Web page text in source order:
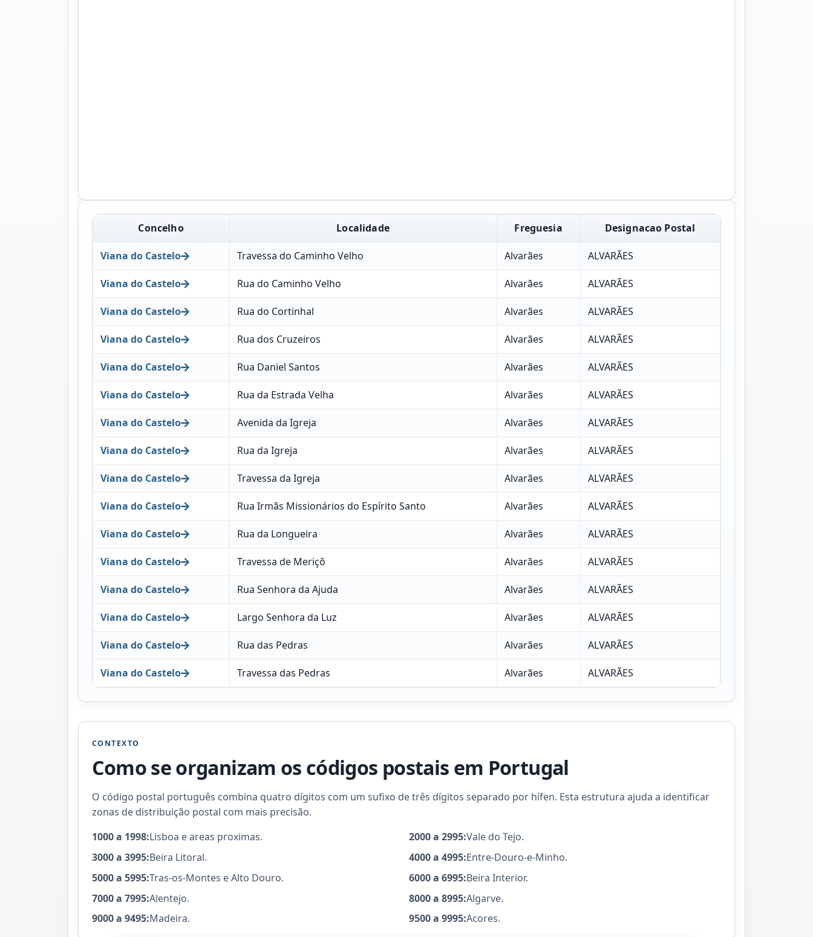
Concelho Localidade Freguesia Designacao Postal
Viana do Castelo Travessa do Caminho Velho Alvarães ALVARÃES
Viana do Castelo Rua do Caminho Velho Alvarães ALVARÃES
Viana do Castelo Rua do Cortinhal Alvarães ALVARÃES
Viana do Castelo Rua dos Cruzeiros Alvarães ALVARÃES
Viana do Castelo Rua Daniel Santos Alvarães ALVARÃES
Viana do Castelo Rua da Estrada Velha Alvarães ALVARÃES
Viana do Castelo Avenida da Igreja Alvarães ALVARÃES
Viana do Castelo Rua da Igreja Alvarães ALVARÃES
Viana do Castelo Travessa da Igreja Alvarães ALVARÃES
Viana do Castelo Rua Irmãs Missionários do Espírito Santo Alvarães ALVARÃES
Viana do Castelo Rua da Longueira Alvarães ALVARÃES
Viana do Castelo Travessa de Meriçô Alvarães ALVARÃES
Viana do Castelo Rua Senhora da Ajuda Alvarães ALVARÃES
Viana do Castelo Largo Senhora da Luz Alvarães ALVARÃES
Viana do Castelo Rua das Pedras Alvarães ALVARÃES
Viana do Castelo Travessa das Pedras Alvarães ALVARÃES
CONTEXTO
Como se organizam os códigos postais em Portugal
O código postal português combina quatro dígitos com um sufixo de três dígitos separado por hífen. Esta estrutura ajuda a identificar
zonas de distribuição postal com mais precisão.
1000 a 1998:Lisboa e areas proximas. 2000 a 2995:Vale do Tejo.
3000 a 3995:Beira Litoral. 4000 a 4995:Entre-Douro-e-Minho.
5000 a 5995:Tras-os-Montes e Alto Douro. 6000 a 6995:Beira Interior.
7000 a 7995:Alentejo. 8000 a 8995:Algarve.
9000 a 9495:Madeira. 9500 a 9995:Acores.